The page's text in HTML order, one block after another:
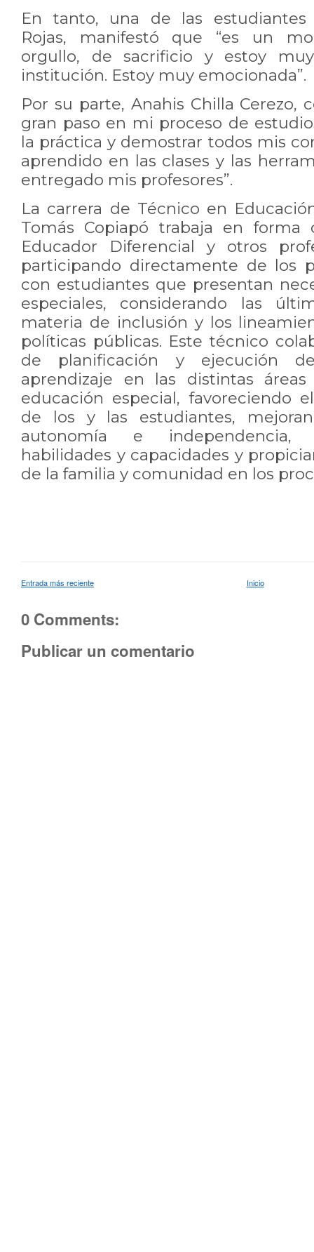
En tanto, una de las estudiantes
Rojas, manifestó que “es un
orgullo, de sacrificio y estoy
institución. Estoy muy emocionada”.
Por su parte, Anahis Chilla Cerezo,
gran paso en mi proceso de
la práctica y demostrar todos mis
aprendido en las clases y las
entregado mis profesores”.
La carrera de Técnico en
Tomás Copiapó trabaja en forma
Educador Diferencial y otros
participando directamente de los
con estudiantes que presentan
especiales, considerando las
materia de inclusión y los
políticas públicas. Este técnico
de planificación y ejecución
aprendizaje en las distintas
educación especial, favoreciendo
de los y las estudiantes,
autonomía e independencia,
habilidades y capacidades y
de la familia y comunidad en los
Entrada más reciente Inicio
0 Comments:
Publicar un comentario